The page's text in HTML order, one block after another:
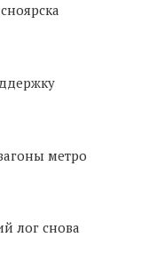
метро
лог снова